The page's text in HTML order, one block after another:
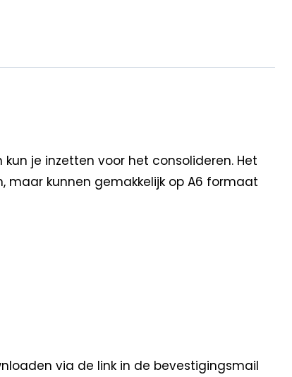
je inzetten voor het consolideren. Het
maar kunnen gemakkelijk op A6 formaat
via de link in de bevestigingsmail